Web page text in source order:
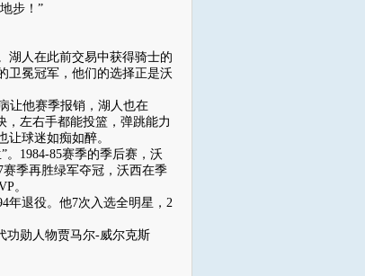
步！”
人在此前交易中获得骑士的
卫冕冠军，他们的选择正是沃
让他赛季报销，湖人也在
，左右手都能投篮，弹跳能力
球迷如痴如醉。
1984-85赛季的季后赛，沃
赛季再胜绿军夺冠，沃西在季
。
退役。他7次入选全明星，2
勋人物贾马尔-威尔克斯